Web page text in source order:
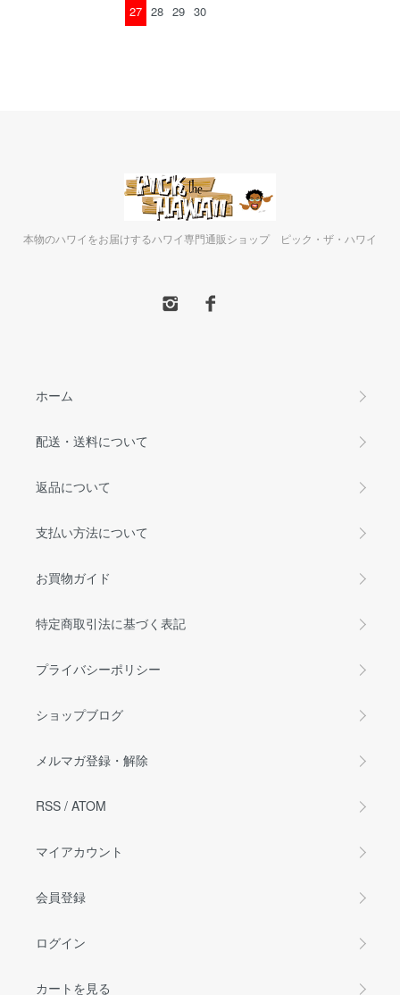
27 28 29 30
本物のハワイをお届けするハワイ専門通販ショップ ピック・ザ・ハワイ
ホーム
配送・送料について
返品について
支払い方法について
お買物ガイド
特定商取引法に基づく表記
プライバシーポリシー
ショップブログ
メルマガ登録・解除
RSS / ATOM
マイアカウント
会員登録
ログイン
カートを見る